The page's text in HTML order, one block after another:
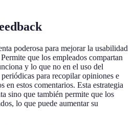
poderosa para mejorar la usabilidad
que los empleados compartan
y lo que no en el uso del
para recopilar opiniones e
en estos comentarios. Esta estrategia
sino que también permite que los
lo que puede aumentar su